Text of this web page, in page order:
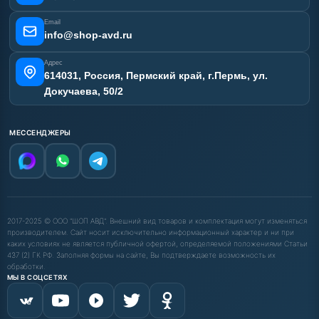
Email
info@shop-avd.ru
Адрес
614031, Россия, Пермский край, г.Пермь, ул.
Докучаева, 50/2
МЕССЕНДЖЕРЫ
2017-2025 © ООО "ШОП АВД". Внешний вид товаров и комплектация могут изменяться
производителем. Сайт носит исключительно информационный характер и ни при
каких условиях не является публичной офертой, определяемой положениями Статьи
437 (2) ГК РФ. Заполняя формы на сайте, Вы подтверждаете возможность их
обработки.
МЫ В СОЦСЕТЯХ